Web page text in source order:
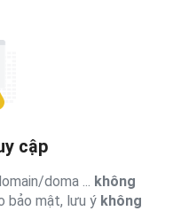
cập
doma ... không
bảo mật, lưu ý không